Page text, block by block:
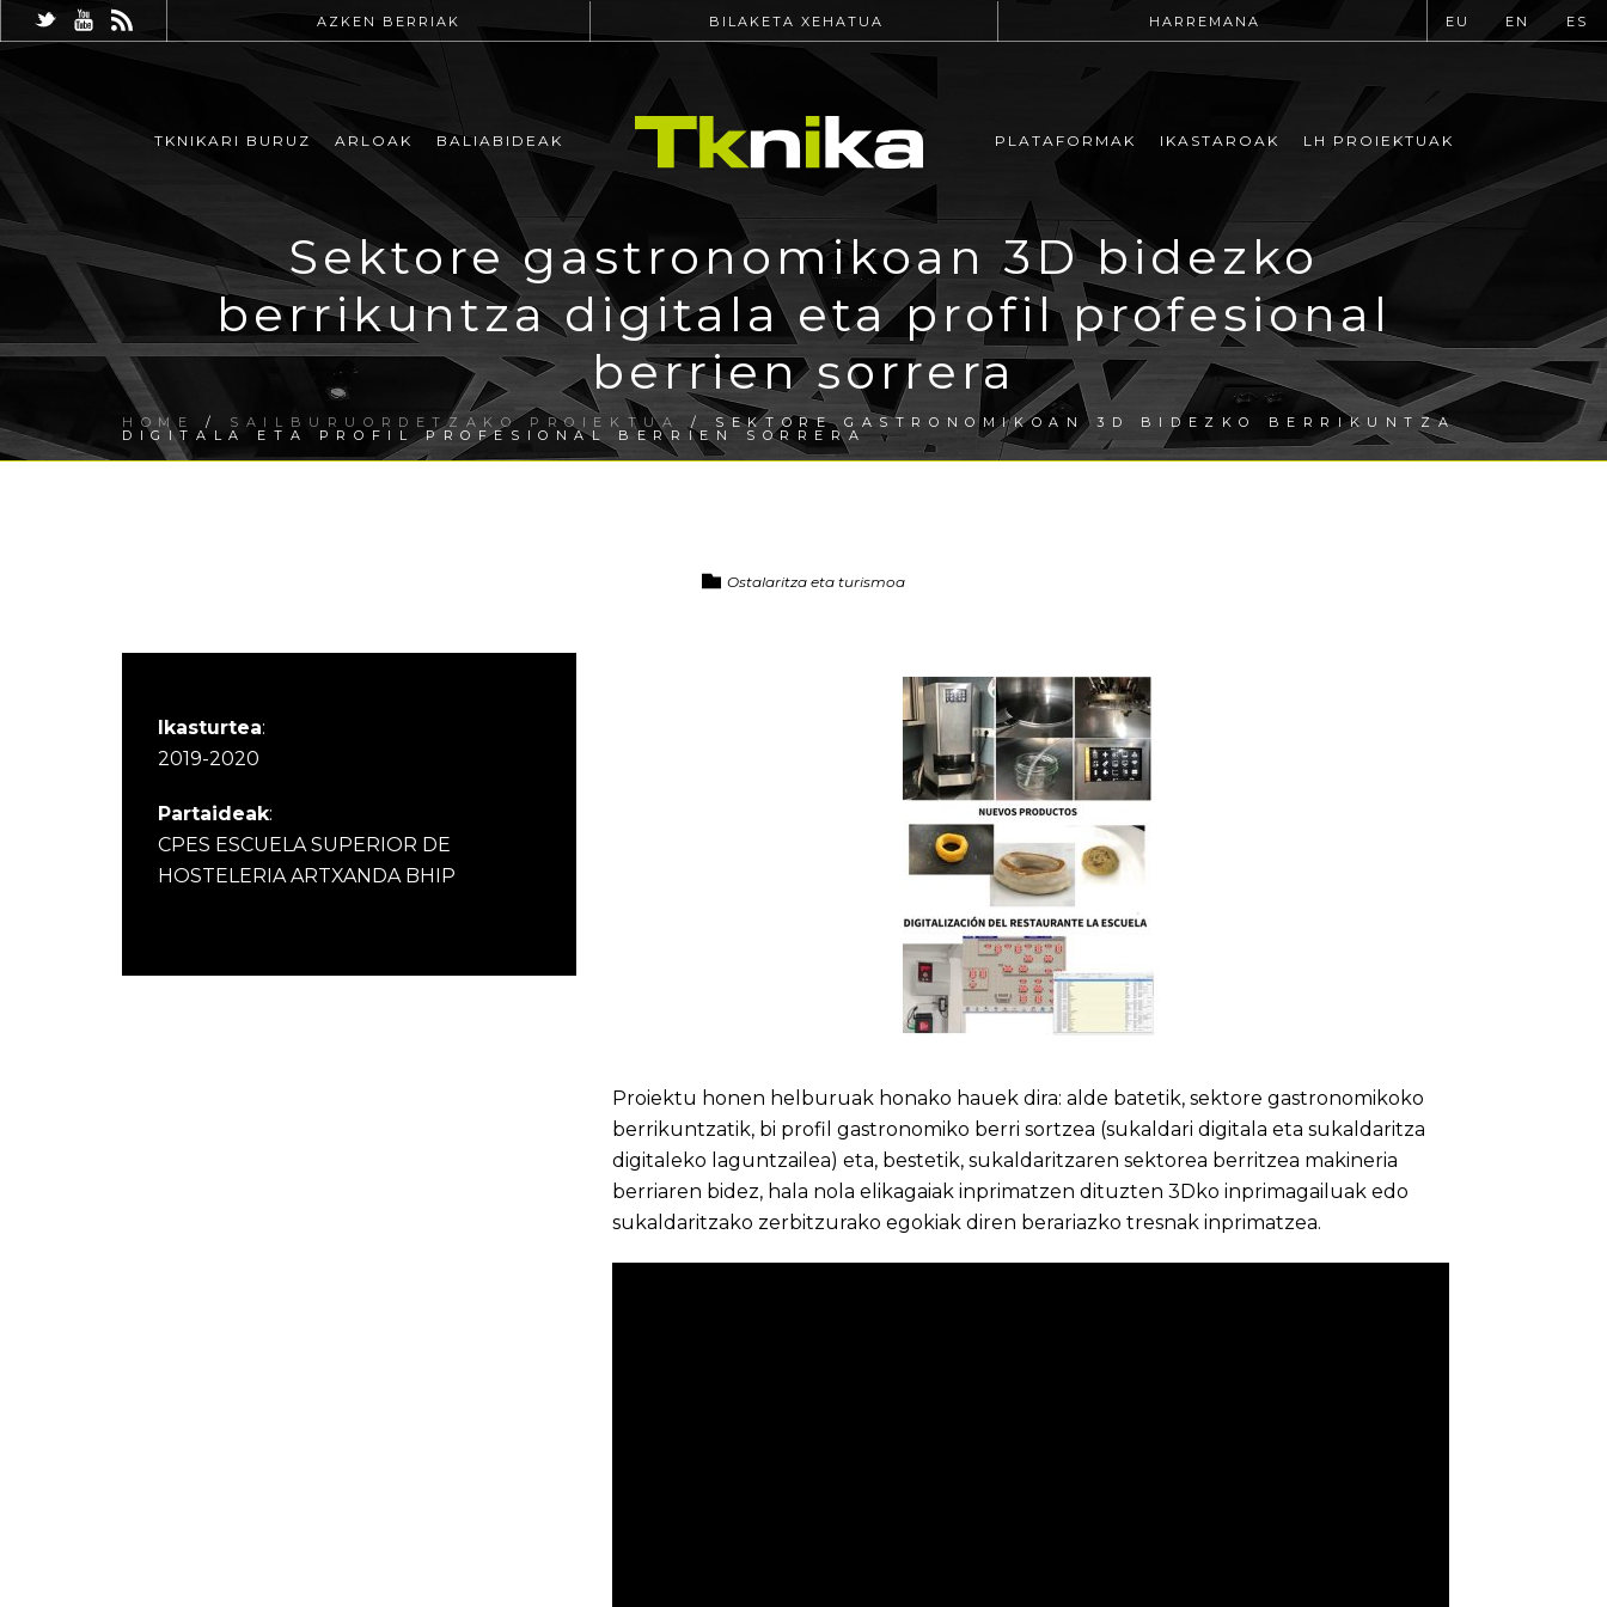
AZKEN BERRIAK BILAKETA XEHATUA HARREMANA EU EN ES
TKNIKARI BURUZ ARLOAK BALIABIDEAK PLATAFORMAK IKASTAROAK LH PROIEKTUAK
Sektore gastronomikoan 3D bidezko
berrikuntza digitala eta profil profesional
berrien sorrera
HOME / SAILBURUORDETZAKO PROIEKTUA / SEKTORE GASTRONOMIKOAN 3D BIDEZKO BERRIKUNTZA
DIGITALA ETA PROFIL PROFESIONAL BERRIEN SORRERA
Ostalaritza eta turismoa
Ikasturtea:
2019-2020
Partaideak:
CPES ESCUELA SUPERIOR DE
HOSTELERIA ARTXANDA BHIP
Proiektu honen helburuak honako hauek dira: alde batetik, sektore gastronomikoko
berrikuntzatik, bi profil gastronomiko berri sortzea (sukaldari digitala eta sukaldaritza
digitaleko laguntzailea) eta, bestetik, sukaldaritzaren sektorea berritzea makineria
berriaren bidez, hala nola elikagaiak inprimatzen dituzten 3Dko inprimagailuak edo
sukaldaritzako zerbitzurako egokiak diren berariazko tresnak inprimatzea.